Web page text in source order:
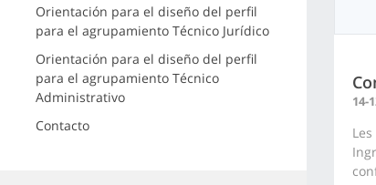
Orientación para el diseño del perfil
para el agrupamiento Técnico Jurídico
Orientación para el diseño del perfil
para el agrupamiento Técnico
Administrativo
Contacto
14-